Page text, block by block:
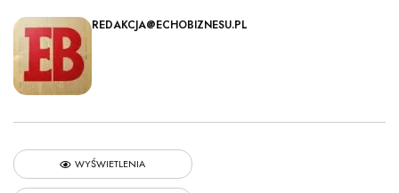
REDAKCJA@ECHOBIZNESU.PL
WYŚWIETLENIA